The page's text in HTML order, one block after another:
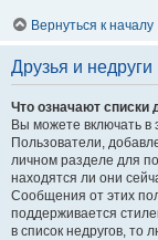
Вернуться к началу
Друзья и недруги
Что означают списки
Вы можете включать в
Пользователи,
личном разделе для
находятся ли они
Сообщения от этих
поддерживается
в список недругов,